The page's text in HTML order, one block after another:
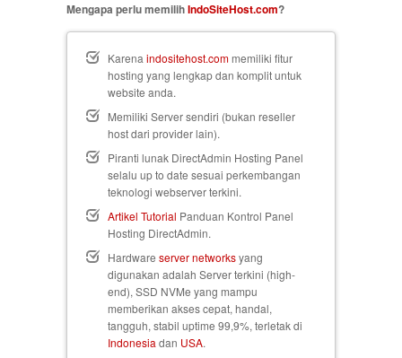
Mengapa perlu memilihIndoSiteHost.com?
Karena indositehost.commemiliki fitur
hosting yang lengkap dan komplit untuk
website anda.
Memiliki Server sendiri (bukan reseller
host dari provider lain).
Piranti lunak DirectAdmin Hosting Panel
selalu up to date sesuai perkembangan
teknologi webserver terkini.
Artikel Tutorial Panduan Kontrol Panel
Hosting DirectAdmin.
Hardware server networksyang
digunakan adalah Server terkini (high-
end), SSD NVMe yang mampu
memberikan akses cepat, handal,
tangguh, stabil uptime 99,9%, terletak di
Indonesia dan USA.